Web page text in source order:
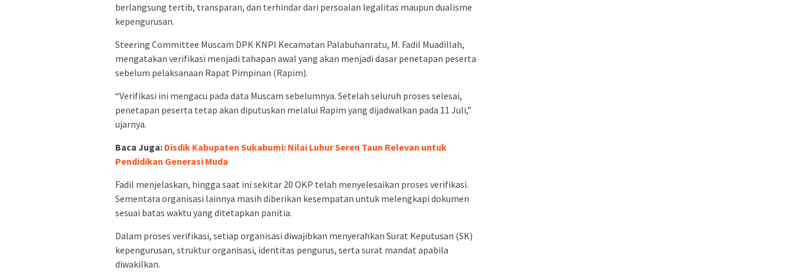
berlangsung tertib, transparan, dan terhindar dari persoalan legalitas maupun dualisme
kepengurusan.
Steering Committee Muscam DPK KNPI Kecamatan Palabuhanratu, M. Fadil Muadillah,
mengatakan verifikasi menjadi tahapan awal yang akan menjadi dasar penetapan peserta
sebelum pelaksanaan Rapat Pimpinan (Rapim).
“Verifikasi ini mengacu pada data Muscam sebelumnya. Setelah seluruh proses selesai,
penetapan peserta tetap akan diputuskan melalui Rapim yang dijadwalkan pada 11 Juli,”
ujarnya.
Baca Juga: Disdik Kabupaten Sukabumi: Nilai Luhur Seren Taun Relevan untuk
Pendidikan Generasi Muda
Fadil menjelaskan, hingga saat ini sekitar 20 OKP telah menyelesaikan proses verifikasi.
Sementara organisasi lainnya masih diberikan kesempatan untuk melengkapi dokumen
sesuai batas waktu yang ditetapkan panitia.
Dalam proses verifikasi, setiap organisasi diwajibkan menyerahkan Surat Keputusan (SK)
kepengurusan, struktur organisasi, identitas pengurus, serta surat mandat apabila
diwakilkan.